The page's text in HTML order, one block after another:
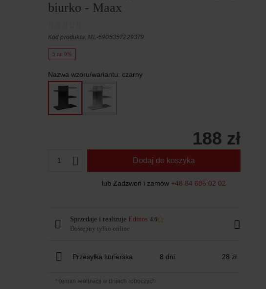
biurko - Maax
Kod produktu: ML-5905357229379
5 rat 0%
Nazwa wzoru/wariantu: czarny
188 zł
1 Dodaj do koszyka
lub Zadzwoń i zamów +48 84 685 02 02
Sprzedaje i realizuje Edinos 4.6
Dostępny tylko online
Przesyłka kurierska 8 dni 28 zł
* termin realizacji w dniach roboczych